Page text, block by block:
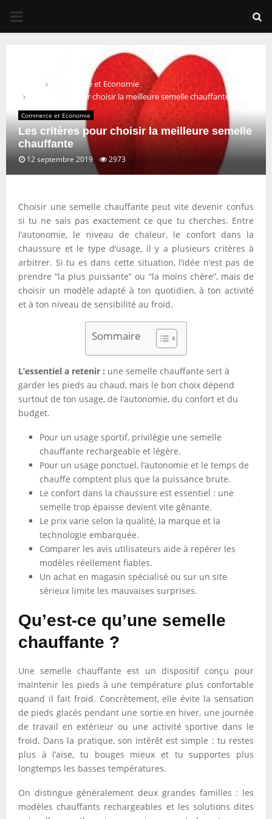
PRIMARY
Commerce et Economie
Les critères pour choisir la meilleure semelle chauffante
Commerce et Economie
Les critères pour choisir la meilleure semelle
chauffante
12 septembre 2019 2973
Choisir une semelle chauffante peut vite devenir confus
si tu ne sais pas exactement ce que tu cherches. Entre
l’autonomie, le niveau de chaleur, le confort dans la
chaussure et le type d’usage, il y a plusieurs critères à
arbitrer. Si tu es dans cette situation, l’idée n’est pas de
prendre “la plus puissante” ou “la moins chère”, mais de
choisir un modèle adapté à ton quotidien, à ton activité
et à ton niveau de sensibilité au froid.
Sommaire
L’essentiel a retenir : une semelle chauffante sert à
garder les pieds au chaud, mais le bon choix dépend
surtout de ton usage, de l’autonomie, du confort et du
budget.
Pour un usage sportif, privilégie une semelle
chauffante rechargeable et légère.
Pour un usage ponctuel, l’autonomie et le temps de
chauffe comptent plus que la puissance brute.
Le confort dans la chaussure est essentiel : une
semelle trop épaisse devient vite gênante.
Le prix varie selon la qualité, la marque et la
technologie embarquée.
Comparer les avis utilisateurs aide à repérer les
modèles réellement fiables.
Un achat en magasin spécialisé ou sur un site
sérieux limite les mauvaises surprises.
Qu’est-ce qu’une semelle
chauffante ?
Une semelle chauffante est un dispositif conçu pour
maintenir les pieds à une température plus confortable
quand il fait froid. Concrètement, elle évite la sensation
de pieds glacés pendant une sortie en hiver, une journée
de travail en extérieur ou une activité sportive dans le
froid. Dans la pratique, son intérêt est simple : tu restes
plus à l’aise, tu bouges mieux et tu supportes plus
longtemps les basses températures.
On distingue généralement deux grandes familles : les
modèles chauffants rechargeables et les solutions dites